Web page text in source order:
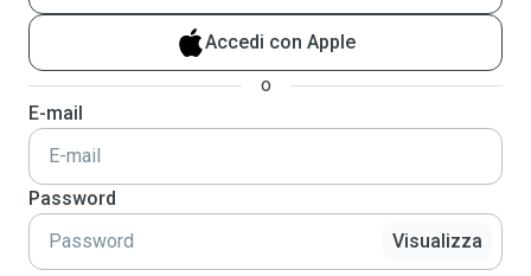
Accedi con Apple
o
E-mail
Password
Visualizza